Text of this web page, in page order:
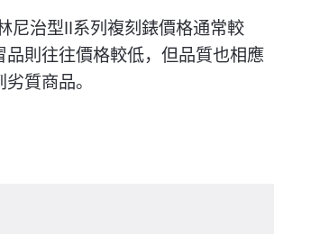
尼治型II系列複刻錶價格通常較
則往往價格較低，但品質也相應
質商品。